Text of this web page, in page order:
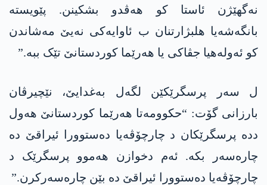
نەگھێژن ئاستا کو ھەڤدو بشکینن. پێویستە
بانگەشەیا ھلبژارتنان ب ئاوایەکی نەیێ مەشاندن
کو ئەولەھیا جڤاکی یا ھەرێما کوردستانێ تێک ببە.”
ل سەر پرسگرێکێن لگەل بەغدایێ، نێچیرڤان
بارزانی گۆت: “حکوومەتا ھەرێما کوردستانێ ھەول
ددە پرسگرێکان د چارچۆڤەیا دەستوورا ئیراقێ دە
چارەسەر بکە. ئەم دخوازن ھەموو پرسگرێک د
چارچۆڤەیا دەستوورا ئیراقێ دە بێن چارەسەرکرن.”